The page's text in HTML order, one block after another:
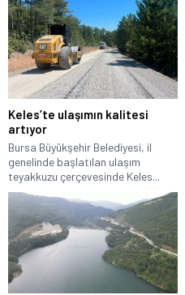
Keles’te ulaşımın kalitesi
artıyor
Bursa Büyükşehir Belediyesi, il
genelinde başlatılan ulaşım
teyakkuzu çerçevesinde Keles...